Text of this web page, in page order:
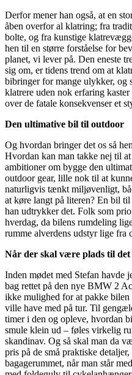
Derfor mener han også, at en
åben overfor al klatring; fra
bolte, og fra kunstige
hen til en større forståelse for
planet, vi lever på. Den eneste
sig om, er tidens trend om at
bibringer for mange ulykker, og
klatrere uden nok erfaring
over de fatale konsekvenser et
Den ultimative bil til outdoor
Og hvordan bringer det os så
Hvordan kan man takke nej til
ambitioner om bygge den
outdoor gear, lille nok til at
naturligvis tænkt miljøvenligt,
at køre langt på literen? En bil
han udtrykker det. Folk som
hverdag, da bilens rumdeling
rumme alverdens udstyr lige fra
Når der skal være plads til det
Inden mødet med Stefan havde
bag rettet på den nye BMW 2
ikke mulighed for at pakke bilen
ville have med på tur. Til
timer i den og opleve, hvordan
smule klein ud – føles virkelig
skandinav. Og så skal man da
pris på de små praktiske
bagagerummet, når man står